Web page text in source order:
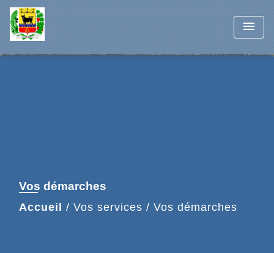
menu
Vos démarches
Accueil / Vos services / Vos démarches